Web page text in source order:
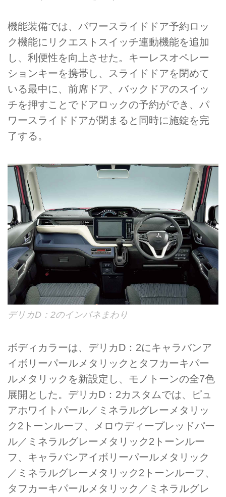
機能装備では、パワースライドドア予約ロッ
ク機能にリクエストスイッチ連動機能を追加
し、利便性を向上させた。キーレスオペレー
ションキーを携帯し、スライドドアを閉めて
いる最中に、前席ドア、バックドアのスイッ
チを押すことでドアロックの予約ができ、パ
ワースライドドアが閉まると同時に施錠を完
了する。
デリカD：2のインパネまわり
ボディカラーは、デリカD：2にキャラバンア
イボリーパールメタリックとタフカーキパー
ルメタリックを新設定し、モノトーンの全7色
展開とした。デリカD：2カスタムでは、ピュ
アホワイトパール／ミネラルグレーメタリッ
ク2トーンルーフ、メロウディープレッドパー
ル／ミネラルグレーメタリック2トーンルー
フ、キャラバンアイボリーパールメタリック
／ミネラルグレーメタリック2トーンルーフ、
タフカーキパールメタリック／ミネラルグレ